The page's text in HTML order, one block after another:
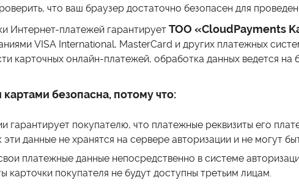
что ваш браузер достаточно безопасен для
Интернет-платежей гарантирует ТОО «CloudPayments
VISA International, MasterCard и других платежных
карточных онлайн-платежей, обработка данных ведется
безопасна, потому что:
гарантирует покупателю, что платежные реквизиты его
данные не хранятся на сервере авторизации и не могут
платежные данные непосредственно в системе
карточки покупателя не будут доступны третьим лицам.